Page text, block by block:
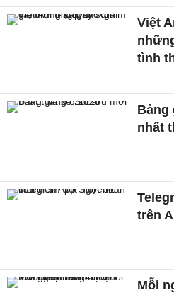
Việt
tình
Bảng
nhất
trên
Mỗi